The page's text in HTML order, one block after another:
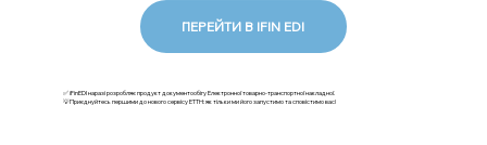
ПЕРЕЙТИ В IFIN EDI
✅ iFinEDI наразі розробляє продукт документообігу Електронної товарно-транспортної накладної.
💡Приєднуйтесь першими до нового сервісу ЕТТН: як тільки ми його запустимо та сповістимо вас!